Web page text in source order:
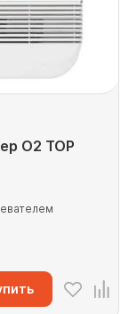
O2 TOP